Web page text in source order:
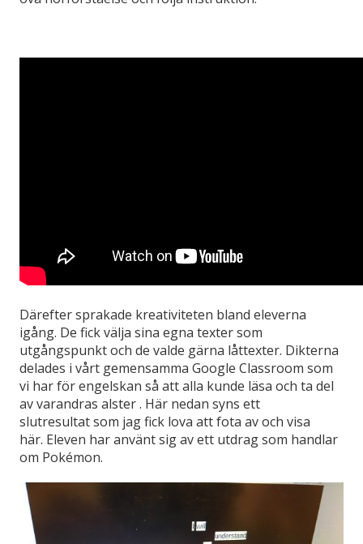
Därefter sprakade kreativiteten bland eleverna
igång. De fick välja sina egna texter som
utgångspunkt och de valde gärna låttexter. Dikterna
delades i vårt gemensamma Google Classroom som
vi har för engelskan så att alla kunde läsa och ta del
av varandras alster . Här nedan syns ett
slutresultat som jag fick lova att fota av och visa
här. Eleven har använt sig av ett utdrag som handlar
om Pokémon.